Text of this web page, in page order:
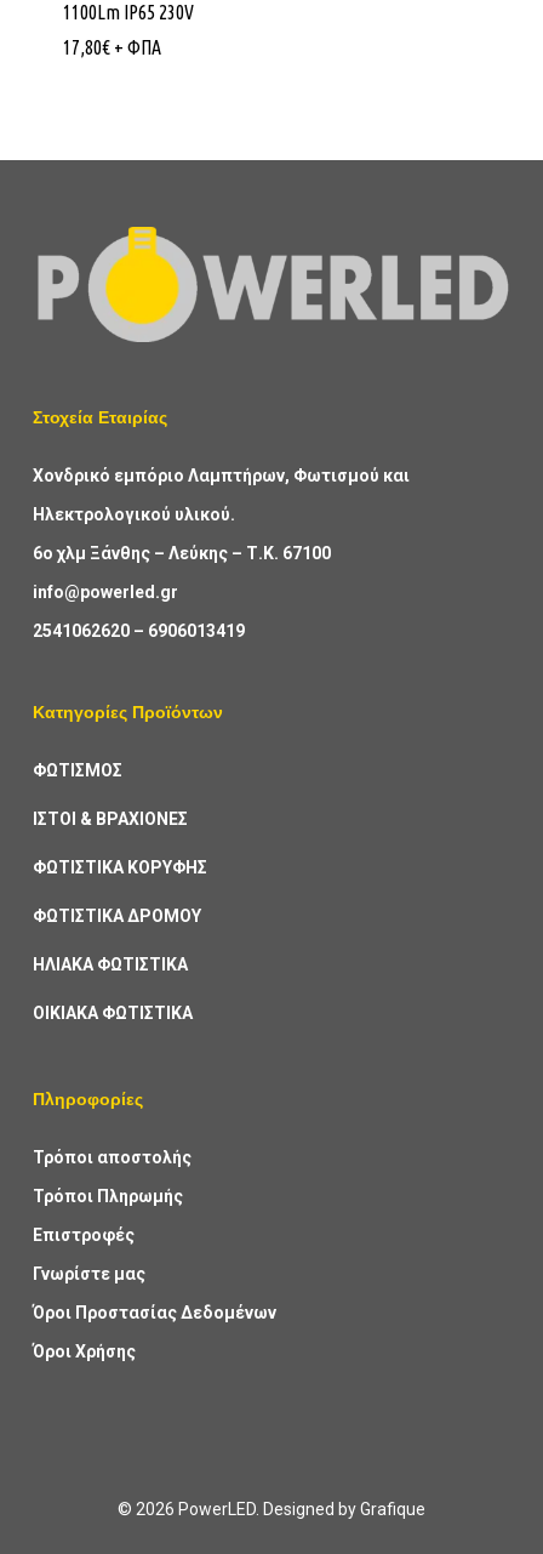
1100Lm IP65 230V
17,80€ + ΦΠΑ
Στοχεία Εταιρίας
Χονδρικό εμπόριο Λαμπτήρων, Φωτισμού και
Ηλεκτρολογικού υλικού.
6ο χλμ Ξάνθης – Λεύκης – Τ.Κ. 67100
info@powerled.gr
2541062620– 6906013419
Κατηγορίες Προϊόντων
ΦΩΤΙΣΜΟΣ
ΙΣΤΟΙ & ΒΡΑΧΙΟΝΕΣ
ΦΩΤΙΣΤΙΚΑ ΚΟΡΥΦΗΣ
ΦΩΤΙΣΤΙΚΑ ΔΡΟΜΟΥ
ΗΛΙΑΚΑ ΦΩΤΙΣΤΙΚΑ
ΟΙΚΙΑΚΑ ΦΩΤΙΣΤΙΚΑ
Πληροφορίες
Τρόποι αποστολής
Τρόποι Πληρωμής
Επιστροφές
Γνωρίστε μας
Όροι Προστασίας Δεδομένων
Όροι Χρήσης
© 2026 PowerLED. Designed byGrafique